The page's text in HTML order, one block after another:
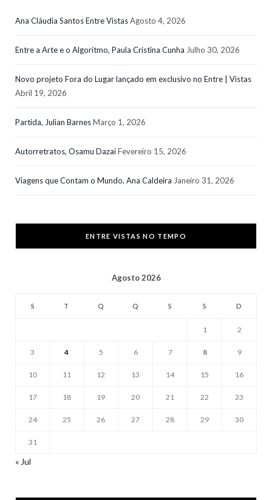
Ana Cláudia Santos Entre VistasAgosto 4, 2026
Entre a Arte e o Algoritmo, Paula Cristina Cunha Julho 30, 2026
Novo projeto Fora do Lugar lançado em exclusivo no Entre | Vistas
Abril 19, 2026
Partida, Julian BarnesMarço 1, 2026
Autorretratos, Osamu DazaiFevereiro 15, 2026
Viagens que Contam o Mundo, Ana Caldeira Janeiro 31, 2026
ENTRE VISTAS NO TEMPO
Agosto 2026
S T Q Q S S D
1 2
3 4 5 6 7 8 9
10 11 12 13 14 15 16
17 18 19 20 21 22 23
24 25 26 27 28 29 30
31
« Jul